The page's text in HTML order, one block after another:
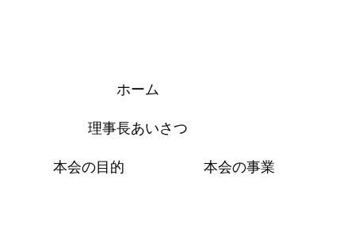
ホーム
理事長あいさつ
本会の目的
本会の事業